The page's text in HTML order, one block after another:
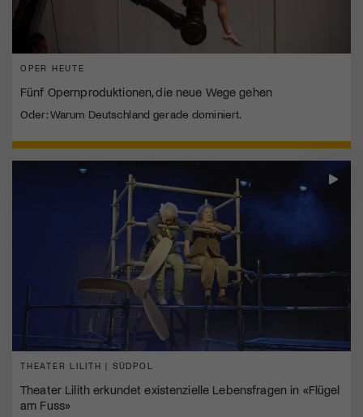
OPER HEUTE
Fünf Opernproduktionen, die neue Wege gehen
Oder: Warum Deutschland gerade dominiert.
THEATER LILITH | SÜDPOL
Theater Lilith erkundet existenzielle Lebensfragen in «Flügel
am Fuss»